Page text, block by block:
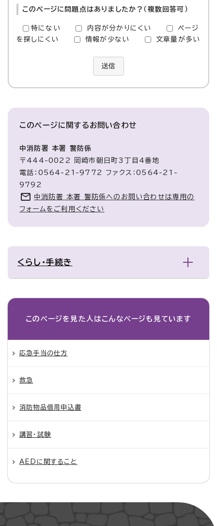
このページに問題点はありましたか？（複数回答可）
特にない 内容が分かりにくい
ページ
を探しにくい
情報が少ない 文章量が多い
送信
このページに関するお問い合わせ
中消防署 本署 警防係
〒444-0022 岡崎市朝日町3丁目4番地
電話：0564-21-9772 ファクス：0564-21-
9792
中消防署 本署 警防係へのお問い合わせは専用の
フォームをご利用ください
くらし・手続き
このページを見た人は こんなページも見ています
応急手当の仕方
救急
消防物品借用申込書
講習・試験
AEDに関すること